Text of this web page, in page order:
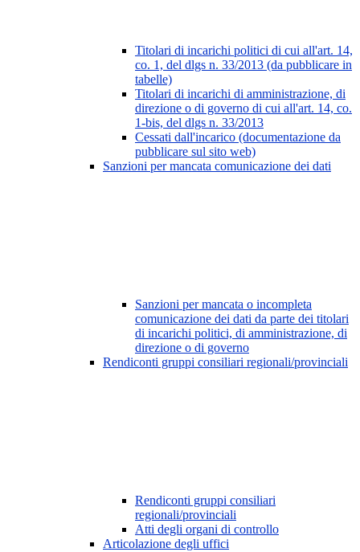
Titolari di incarichi politici di cui all'art. 14,
co. 1, del dlgs n. 33/2013 (da pubblicare in
tabelle)
Titolari di incarichi di amministrazione, di
direzione o di governo di cui all'art. 14, co.
1-bis, del dlgs n. 33/2013
Cessati dall'incarico (documentazione da
pubblicare sul sito web)
Sanzioni per mancata comunicazione dei dati
Sanzioni per mancata o incompleta
comunicazione dei dati da parte dei titolari
di incarichi politici, di amministrazione, di
direzione o di governo
Rendiconti gruppi consiliari regionali/provinciali
Rendiconti gruppi consiliari
regionali/provinciali
Atti degli organi di controllo
Articolazione degli uffici